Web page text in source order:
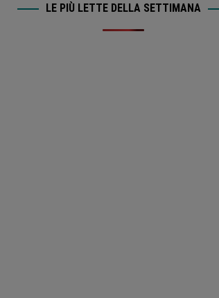
LE PIÙ LETTE DELLA SETTIMANA